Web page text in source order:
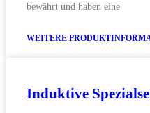
bewährt und haben eine
WEITERE
Induktive